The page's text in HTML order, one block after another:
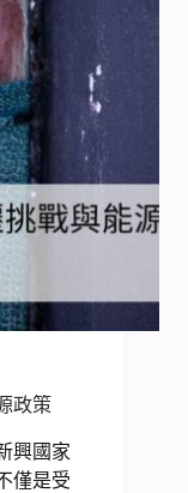
政策
興國家
僅是受